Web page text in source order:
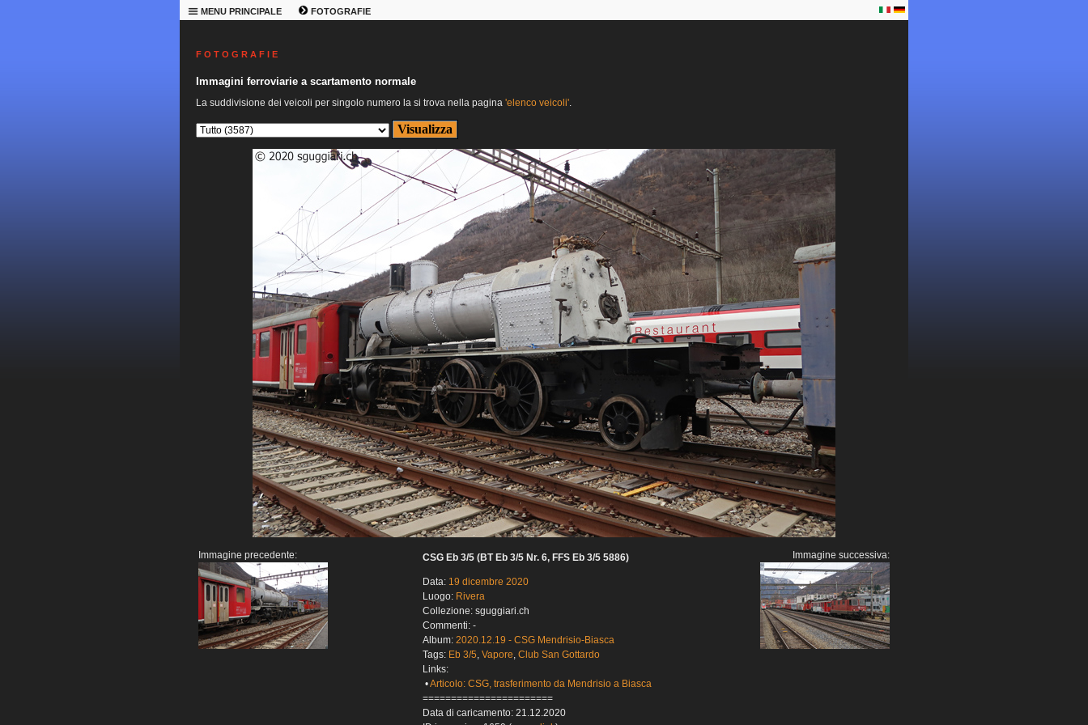
MENU PRINCIPALE FOTOGRAFIE
F O T O G R A F I E
Immagini ferroviarie a scartamento normale
La suddivisione dei veicoli per singolo numero la si trova nella pagina 'elenco veicoli'.
Immagine precedente: CSG Eb 3/5 (BT Eb 3/5 Nr. 6, FFS Eb 3/5 5886)
Data: 19 dicembre 2020
Luogo: Rivera
Collezione: sguggiari.ch
Commenti: -
Album: 2020.12.19 - CSG Mendrisio-Biasca
Tags: Eb 3/5, Vapore, Club San Gottardo
Links:
•Articolo: CSG, trasferimento da Mendrisio a Biasca
=======================
Data di caricamento: 21.12.2020
Immagine successiva: